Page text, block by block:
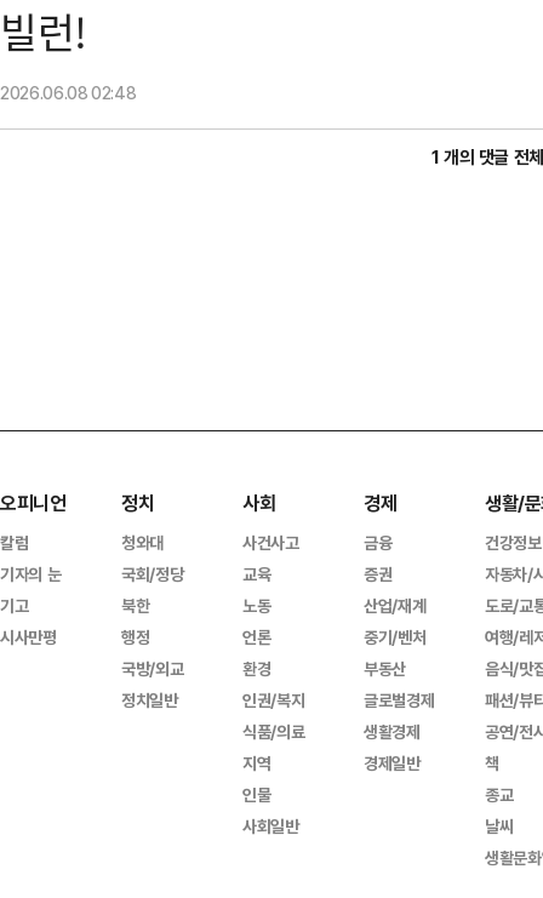
빌런!
2026.06.0802:48
1 개의 댓글 전
오피니언
칼럼
기자의 눈
기고
시사만평
정치
청와대
국회/정당
북한
행정
국방/외교
정치일반
사회
사건사고
교육
노동
언론
환경
인권/복지
식품/의료
지역
인물
사회일반
경제
금융
증권
산업/재계
중기/벤처
부동산
글로벌경제
생활경제
경제일반
생활/
건강정보
자동차/
도로/교
여행/레
음식/맛
패션/뷰
공연/전
책
종교
날씨
생활문